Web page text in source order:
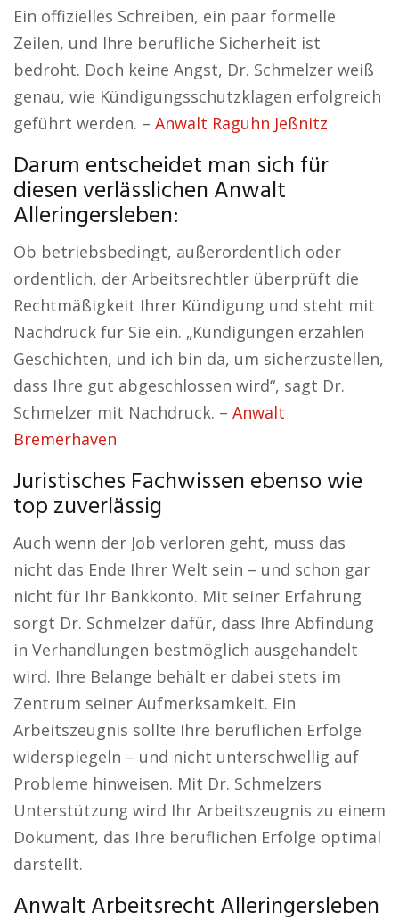
Ein offizielles Schreiben, ein paar formelle
Zeilen, und Ihre berufliche Sicherheit ist
bedroht. Doch keine Angst, Dr. Schmelzer weiß
genau, wie Kündigungsschutzklagen erfolgreich
geführt werden. – Anwalt Raguhn Jeßnitz
Darum entscheidet man sich für
diesen verlässlichen Anwalt
Alleringersleben:
Ob betriebsbedingt, außerordentlich oder
ordentlich, der Arbeitsrechtler überprüft die
Rechtmäßigkeit Ihrer Kündigung und steht mit
Nachdruck für Sie ein. „Kündigungen erzählen
Geschichten, und ich bin da, um sicherzustellen,
dass Ihre gut abgeschlossen wird“, sagt Dr.
Schmelzer mit Nachdruck. – Anwalt
Bremerhaven
Juristisches Fachwissen ebenso wie
top zuverlässig
Auch wenn der Job verloren geht, muss das
nicht das Ende Ihrer Welt sein – und schon gar
nicht für Ihr Bankkonto. Mit seiner Erfahrung
sorgt Dr. Schmelzer dafür, dass Ihre Abfindung
in Verhandlungen bestmöglich ausgehandelt
wird. Ihre Belange behält er dabei stets im
Zentrum seiner Aufmerksamkeit. Ein
Arbeitszeugnis sollte Ihre beruflichen Erfolge
widerspiegeln – und nicht unterschwellig auf
Probleme hinweisen. Mit Dr. Schmelzers
Unterstützung wird Ihr Arbeitszeugnis zu einem
Dokument, das Ihre beruflichen Erfolge optimal
darstellt.
Anwalt Arbeitsrecht Alleringersleben